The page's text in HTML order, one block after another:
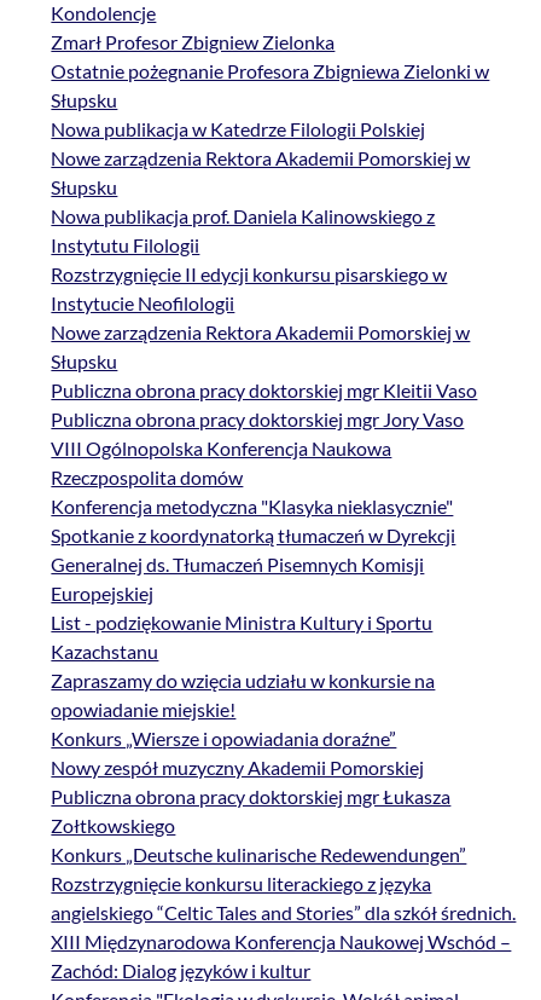
Kondolencje
Zmarł Profesor Zbigniew Zielonka
Ostatnie pożegnanie Profesora Zbigniewa Zielonki w
Słupsku
Nowa publikacja w Katedrze Filologii Polskiej
Nowe zarządzenia Rektora Akademii Pomorskiej w
Słupsku
Nowa publikacja prof. Daniela Kalinowskiego z
Instytutu Filologii
Rozstrzygnięcie II edycji konkursu pisarskiego w
Instytucie Neofilologii
Nowe zarządzenia Rektora Akademii Pomorskiej w
Słupsku
Publiczna obrona pracy doktorskiej mgr Kleitii Vaso
Publiczna obrona pracy doktorskiej mgr Jory Vaso
VIII Ogólnopolska Konferencja Naukowa
Rzeczpospolita domów
Konferencja metodyczna "Klasyka nieklasycznie"
Spotkanie z koordynatorką tłumaczeń w Dyrekcji
Generalnej ds. Tłumaczeń Pisemnych Komisji
Europejskiej
List - podziękowanie Ministra Kultury i Sportu
Kazachstanu
Zapraszamy do wzięcia udziału w konkursie na
opowiadanie miejskie!
Konkurs „Wiersze i opowiadania doraźne”
Nowy zespół muzyczny Akademii Pomorskiej
Publiczna obrona pracy doktorskiej mgr Łukasza
Zołtkowskiego
Konkurs „Deutsche kulinarische Redewendungen”
Rozstrzygnięcie konkursu literackiego z języka
angielskiego “Celtic Tales and Stories” dla szkół średnich.
XIII Międzynarodowa Konferencja Naukowej Wschód –
Zachód: Dialog języków i kultur